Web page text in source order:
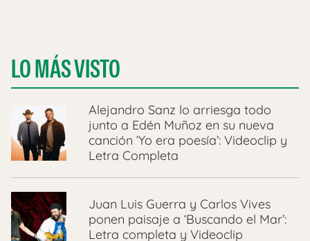
LO MÁS VISTO
Alejandro Sanz lo arriesga todo
junto a Edén Muñoz en su nueva
canción ‘Yo era poesía’: Videoclip y
Letra Completa
Juan Luis Guerra y Carlos Vives
ponen paisaje a ‘Buscando el Mar’:
Letra completa y Videoclip